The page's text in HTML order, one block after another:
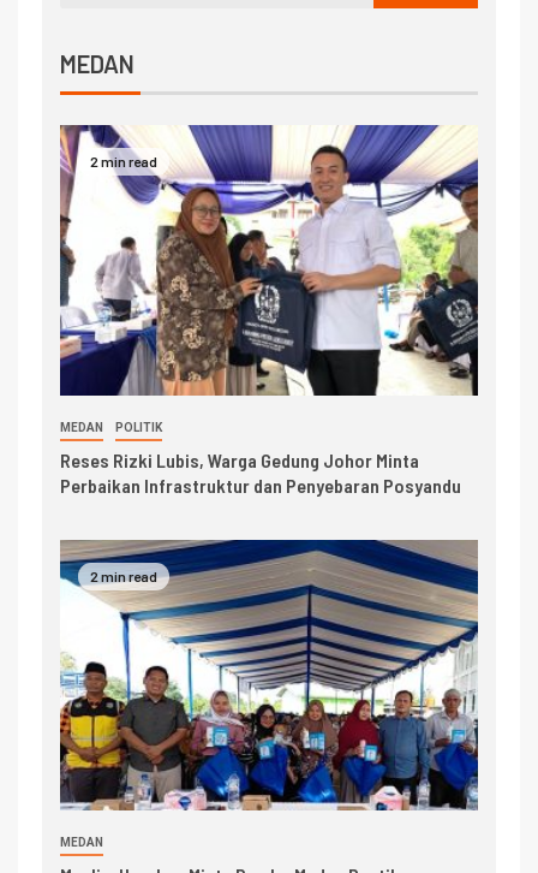
MEDAN
2 min read
MEDAN POLITIK
Reses Rizki Lubis, Warga Gedung Johor Minta
Perbaikan Infrastruktur dan Penyebaran Posyandu
2 min read
MEDAN